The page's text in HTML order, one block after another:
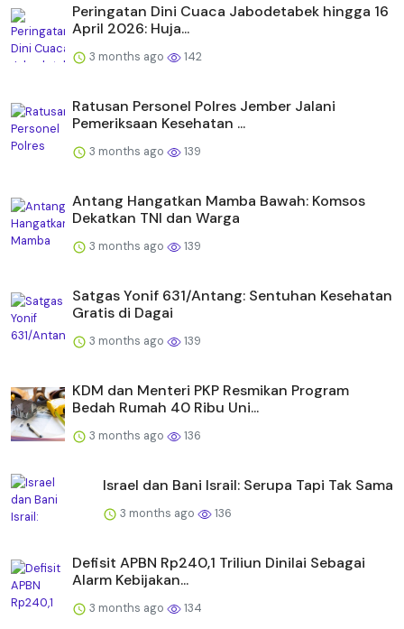
Peringatan Dini Cuaca Jabodetabek hingga 16
April 2026: Huja...
3 months ago 142
Ratusan Personel Polres Jember Jalani
Pemeriksaan Kesehatan ...
3 months ago 139
Antang Hangatkan Mamba Bawah: Komsos
Dekatkan TNI dan Warga
3 months ago 139
Satgas Yonif 631/Antang: Sentuhan Kesehatan
Gratis di Dagai
3 months ago 139
KDM dan Menteri PKP Resmikan Program
Bedah Rumah 40 Ribu Uni...
3 months ago 136
Israel dan Bani Israil: Serupa Tapi Tak Sama
3 months ago 136
Defisit APBN Rp240,1 Triliun Dinilai Sebagai
Alarm Kebijakan...
3 months ago 134